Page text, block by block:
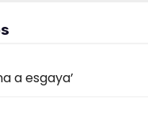
a esgaya’